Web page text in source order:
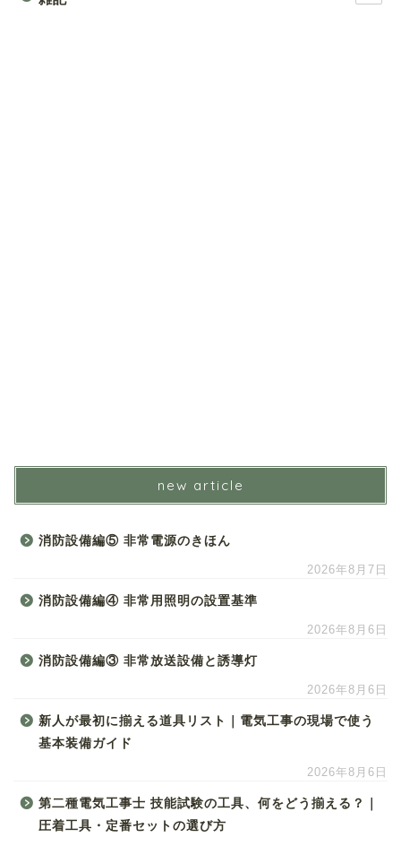
new article
消防設備編⑤ 非常電源のきほん
2026年8月7日
消防設備編④ 非常用照明の設置基準
2026年8月6日
消防設備編③ 非常放送設備と誘導灯
2026年8月6日
新人が最初に揃える道具リスト｜電気工事の現場で使う
基本装備ガイド
2026年8月6日
第二種電気工事士 技能試験の工具、何をどう揃える？｜
圧着工具・定番セットの選び方